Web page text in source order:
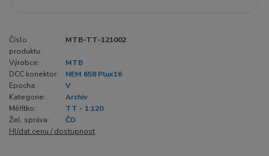
Číslo
produktu:
MTB-TT-121002
Výrobce:
MTB
DCC konektor:
NEM 658 Plux16
Epocha:
V
Kategorie:
Archiv
Měřítko:
TT - 1:120
Žel. správa:
ČD
Hlídat cenu / dostupnost